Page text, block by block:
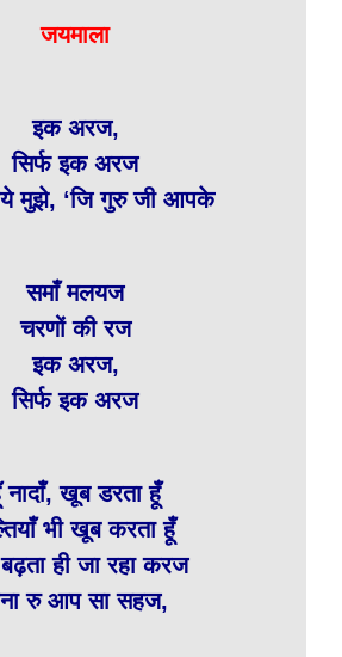
जयमाला
इक अरज,
सिर्फ इक अरज
मुझे, ‘जि गुरु जी आपके
समाँ मलयज
चरणों की रज
इक अरज,
सिर्फ इक अरज
नादाँ, खूब डरता हूँ
भी खूब करता हूँ
ही जा रहा करज
रु आप सा सहज,